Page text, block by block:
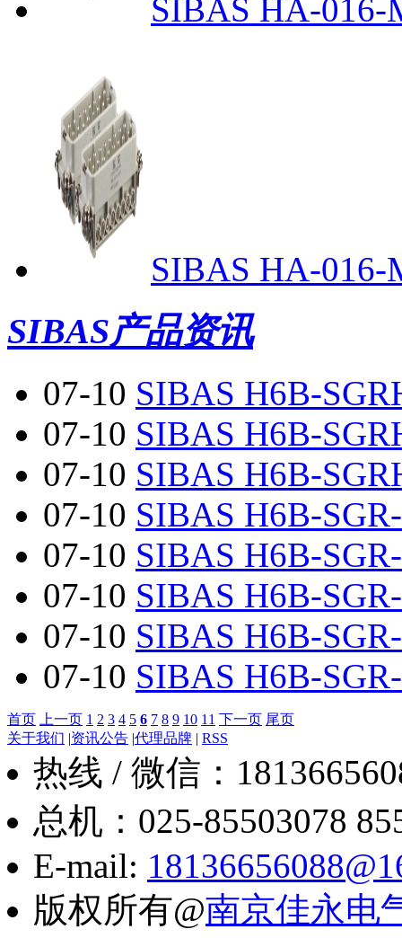
SIBAS HA-016-
SIBAS HA-016-
SIBAS产品资讯
07-10 SIBAS H6B-
07-10 SIBAS H6B-
07-10 SIBAS H6B-
07-10 SIBAS H6B-
07-10 SIBAS H6B-
07-10 SIBAS H6B-
07-10 SIBAS H6B-
07-10 SIBAS H6B-
首页 上一页 1 2 3 4 5 6 7 8 9 10 11 下一页 尾页
关于我们 |资讯公告 |代理品牌 | RSS
热线 / 微信：
总机：025-85503078
E-mail:
版权所有@南京佳永电